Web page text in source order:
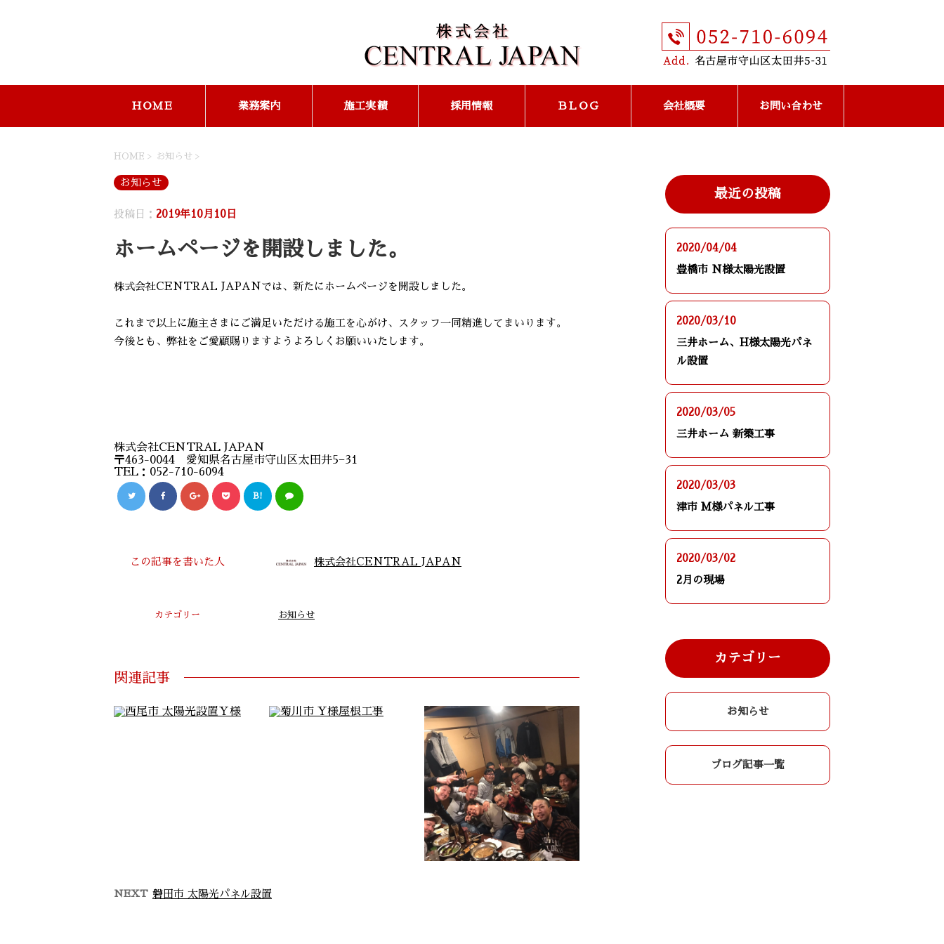
ＨＯＭＥ 業務案内 施工実績 採用情報 ＢＬＯＧ 会社概要 お問い合わせ
HOME > お知らせ >
お知らせ
投稿日： 2019年10月10日
ホームページを開設しました。
株式会社CENTRAL JAPANでは、新たにホームページを開設しました。
これまで以上に施主さまにご満足いただける施工を心がけ、スタッフ一同精進してまいります。
今後とも、弊社をご愛顧賜りますようよろしくお願いいたします。
株式会社CENTRAL JAPAN
〒463-0044 愛知県名古屋市守山区太田井5−31
TEL：052-710-6094
B!
この記事を書いた人 株式会社CENTRAL JAPAN
カテゴリー お知らせ
関連記事
NEXT 磐田市 太陽光パネル設置
最近の投稿
2020/04/04
豊橋市 N様太陽光設置
2020/03/10
三井ホーム、H様太陽光パネ
ル設置
2020/03/05
三井ホーム 新築工事
2020/03/03
津市 M様パネル工事
2020/03/02
2月の現場
カテゴリー
お知らせ
ブログ記事一覧